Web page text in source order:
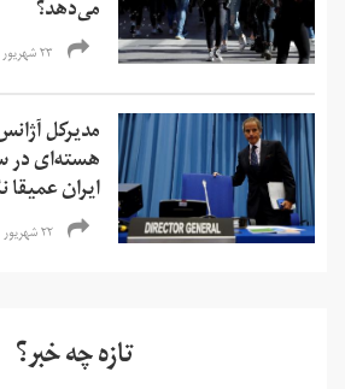
می‌دهد؟
۲۳ شهریور ۱۴۰۰
مدیرکل
هسته‌ای در
ایران عمیقا
۲۲ شهریور ۱۴۰۰
تازه چه خبر؟